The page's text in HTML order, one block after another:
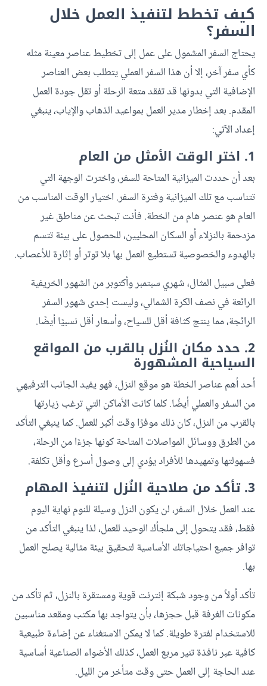
كيف تخطط لتنفيذ العمل خلال
السفر؟
يحتاج السفر المشمول على عمل إلى تخطيط عناصر معينة مثله
كأي سفر آخر، إلا أن هذا السفر العملي يتطلب بعض العناصر
الإضافية التي بدونها قد تفقد متعة الرحلة أو تقل جودة العمل
المقدم. بعد إخطار مدير العمل بمواعيد الذهاب والإياب، ينبغي
إعداد الآتي:
1. اختر الوقت الأمثل من العام
بعد أن حددت الميزانية المتاحة للسفر، واخترت الوجهة التي
تتناسب مع تلك الميزانية وفترة السفر. اختيار الوقت المناسب من
العام هو عنصر هام من الخطة. فأنت تبحث عن مناطق غير
مزدحمة بالنزلاء أو السكان المحليين، للحصول على بيئة تتسم
بالهدوء والخصوصية تستطيع العمل بها بلا توتر أو إثارة للأعصاب.
فعلى سبيل المثال، شهري سبتمبر وأكتوبر من الشهور الخريفية
الرائعة في نصف الكرة الشمالي، وليست إحدى شهور السفر
الرائجة، مما ينتج كثافة أقل للسياح، وأسعار أقل نسبيًا أيضًا.
2. حدد مكان النُزل بالقرب من المواقع
السياحية المشهورة
أحد أهم عناصر الخطة هو موقع النزل، فهو يفيد الجانب الترفيهي
من السفر والعملي أيضًا. كلما كانت الأماكن التي ترغب زيارتها
بالقرب من النزل، كان ذلك موفرًا وقت أكبر للعمل. كما ينبغي التأكد
من الطرق ووسائل المواصلات المتاحة كونها جزءًا من الرحلة،
فسهولتها وتمهيدها للأفراد يؤدي إلى وصول أسرع وأقل تكلفة.
3. تأكد من صلاحية النُزل لتنفيذ المهام
عند العمل خلال السفر، لن يكون النزل وسيلة للنوم نهاية اليوم
فقط، فقد يتحول إلى ملجأك الوحيد للعمل، لذا ينبغي التأكد من
توافر جميع احتياجاتك الأساسية لتحقيق بيئة مثالية يصلح العمل
بها.
تأكد أولاً من وجود شبكة إنترنت قوية ومستقرة بالنزل، ثم تأكد من
مكونات الغرفة قبل حجزها، بأن يتواجد بها مكتب ومقعد مناسبين
للاستخدام لفترة طويلة. كما لا يمكن الاستغناء عن إضاءة طبيعية
كافية عبر نافذة تنير مربع العمل، كذلك الأضواء الصناعية أساسية
عند الحاجة إلى العمل حتى وقت متأخر من الليل.